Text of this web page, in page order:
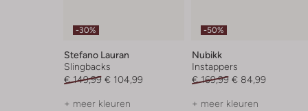
-30%
Stefano Lauran
Slingbacks
€ 149,99 € 104,99
+ meer kleuren
-50%
Nubikk
Instappers
€ 169,99 € 84,99
+ meer kleuren